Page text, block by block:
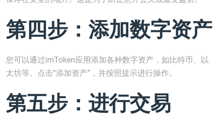
第四步：添加数字资产
您可以通过imToken应用添加各种数字资产，如比特币、以
太坊等。点击“添加资产”，并按照提示进行操作。
第五步：进行交易